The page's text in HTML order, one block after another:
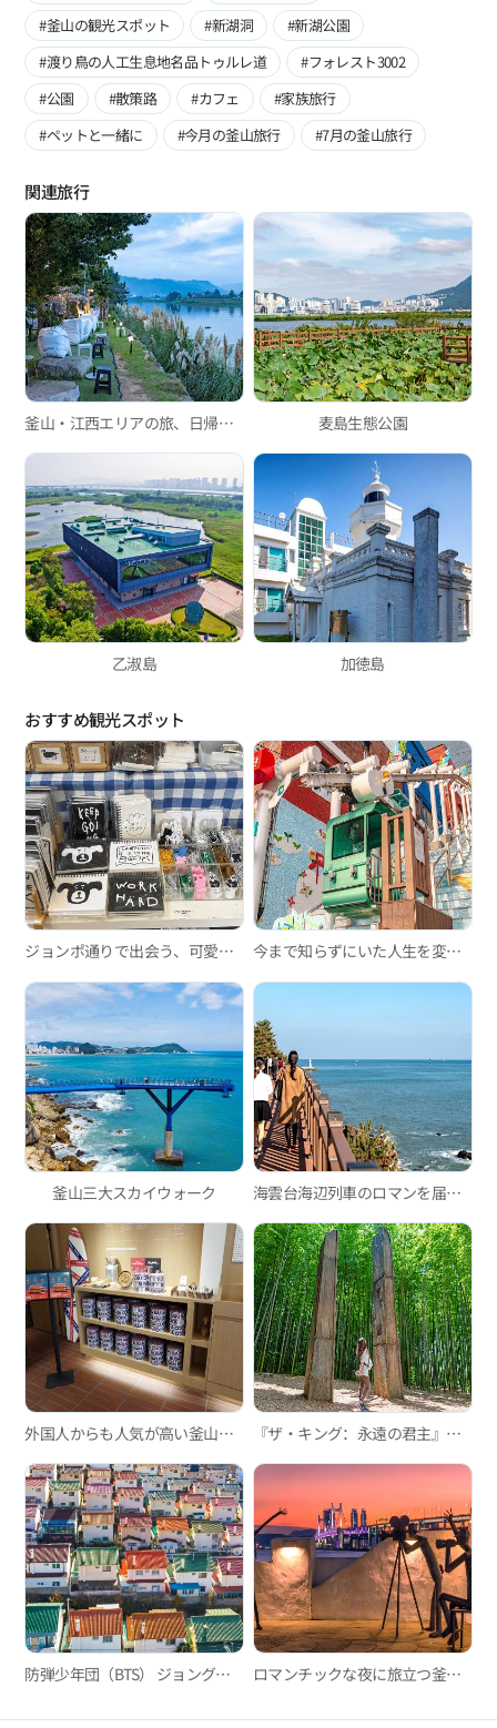
#釜山の観光スポット
#新湖洞
#新湖公園
#渡り鳥の人工生息地名品トゥルレ道
#フォレスト3002
#公園
#散策路 #カフェ
#家族旅行
#ペットと一緒に
#今月の釜山旅行 #7月の釜山旅行
関連旅行
釜山・江西エリアの旅、日帰りコース 麦島生態公園
乙淑島 加徳島
おすすめ観光スポット
ジョンポ通りで出会う、可愛い雑貨ショップ巡り 今まで知らずにいた人生を変えるスポット-釜山のモノレール編
釜山三大スカイウォーク 海雲台海辺列車のロマンを届ける釜山グリーンレールウェイ散策路
外国人からも人気が高い釜山のスイーツカフェ3選 『ザ・キング：永遠の君主』釜山ロケ地
防弾少年団（BTS） ジョングクコース ロマンチックな夜に旅立つ釜山シティツアーバス・夜景ツアー「ブリッジドライブ」